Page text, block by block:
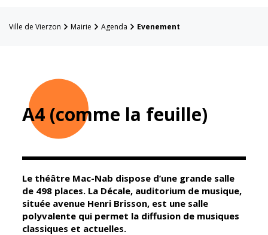
Mairie
Élus
Conseil
Municipal
Guichet unique
Petite enfance
Ville de Vierzon Mairie Agenda Evenement
A4 (comme la feuille)
Le théâtre Mac-Nab dispose d’une grande salle
de 498 places. La Décale, auditorium de musique,
située avenue Henri Brisson, est une salle
polyvalente qui permet la diffusion de musiques
classiques et actuelles.